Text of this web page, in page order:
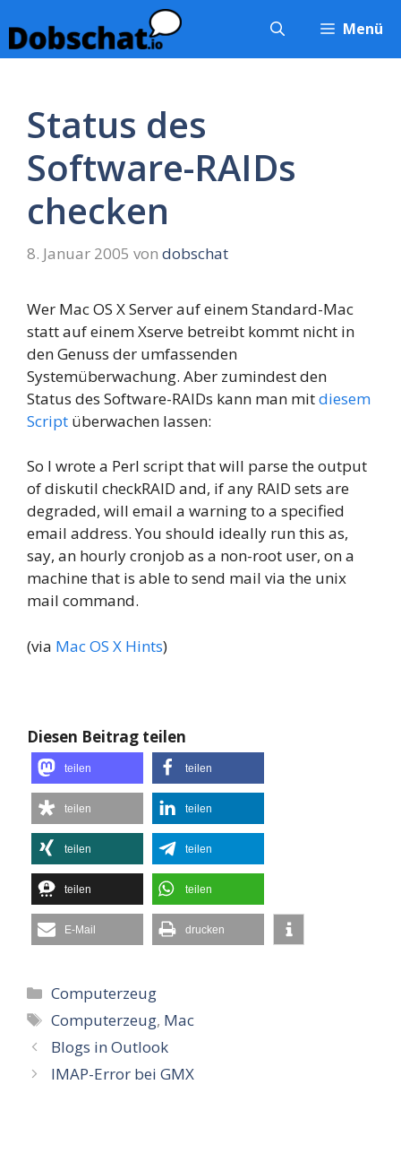
Inhalt
springen
Menü
Status des
Software-RAIDs
checken
8. Januar 2005 von dobschat
Wer Mac OS X Server auf einem Standard-Mac
statt auf einem Xserve betreibt kommt nicht in
den Genuss der umfassenden
Systemüberwachung. Aber zumindest den
Status des Software-RAIDs kann man mitdiesem
Script überwachen lassen:
So I wrote a Perl script that will parse the output
of diskutil checkRAID and, if any RAID sets are
degraded, will email a warning to a specified
email address. You should ideally run this as,
say, an hourly cronjob as a non-root user, on a
machine that is able to send mail via the unix
mail command.
(via Mac OS X Hints)
Diesen Beitrag teilen
teilen teilen
teilen teilen
teilen teilen
teilen teilen
E-Mail drucken
Kategorien
Computerzeug
Schlagwörter
Computerzeug, Mac
Blogs in Outlook
IMAP-Error bei GMX